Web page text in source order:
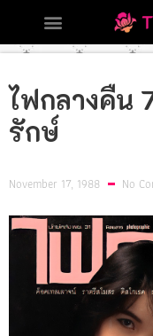
ไฟกลางคืน
รักษ์
November 17, 1988 No